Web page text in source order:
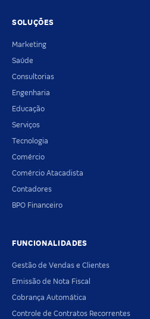
SOLUÇÕES
Marketing
Saúde
Consultorias
Engenharia
Educação
Serviços
Tecnologia
Comércio
Comércio Atacadista
Contadores
BPO Financeiro
FUNCIONALIDADES
Gestão de Vendas e Clientes
Emissão de Nota Fiscal
Cobrança Automática
Controle de Contratos Recorrentes